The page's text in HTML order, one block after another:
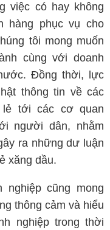
việc có hay không
hàng phục vụ cho
tôi mong muốn
cùng với doanh
Đồng thời, lực
thông tin về các
lẻ tới các cơ quan
người dân, nhằm
ra những dư luận
xăng dầu.
cũng mong
thông cảm và hiểu
nghiệp trong thời